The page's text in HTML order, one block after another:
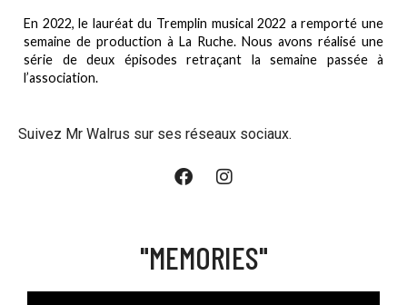
En 2022, le lauréat du Tremplin musical 2022 a remporté une
semaine de production à La Ruche. Nous avons réalisé une
série de deux épisodes retraçant la semaine passée à
l’association.
Suivez Mr Walrus sur ses réseaux sociaux.
"MEMORIES"